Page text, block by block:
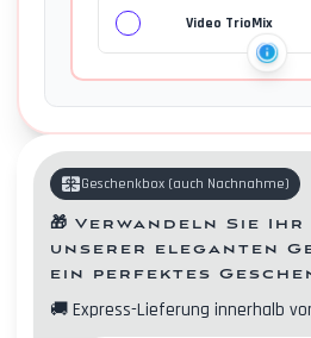
Video TrioMix
Geschenkbox (auch Nachnahme)
🎁 Verwandeln Sie
unserer eleganten
ein perfektes
🚚 Express-Lieferung innerhalb